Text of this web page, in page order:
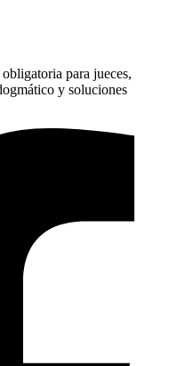
para jueces,
y soluciones